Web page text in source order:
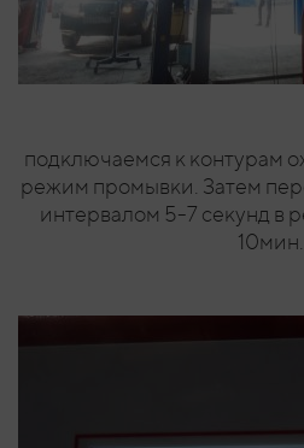
подключаемся к контурам
режим промывки. Затем
интервалом 5-7 секунд в
10мин.